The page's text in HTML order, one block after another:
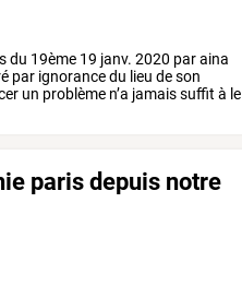
du 19ème 19 janv. 2020 paraina
par ignorancedu lieu deson
un problème n’a jamaissuffit à le
paris depuis notre